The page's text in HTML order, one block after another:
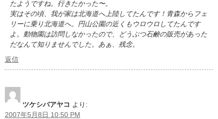
たようですね。行きたかった〜。
実はその頃、我が家は北海道へ上陸してたんです！青森からフェ
リーに乗り北海道へ。円山公園の近くもウロウロしてたんです
よ。動物園は訪問しなかったので、どうぶつ石鹸の販売があった
だなんて知りませんでした。あぁ、残念。
返信
ツケシバアヤコ より:
2007年5月8日 10:50 PM